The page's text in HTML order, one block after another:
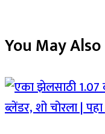
You May